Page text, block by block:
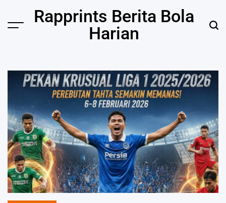
content
Rapprints Berita Bola
Harian